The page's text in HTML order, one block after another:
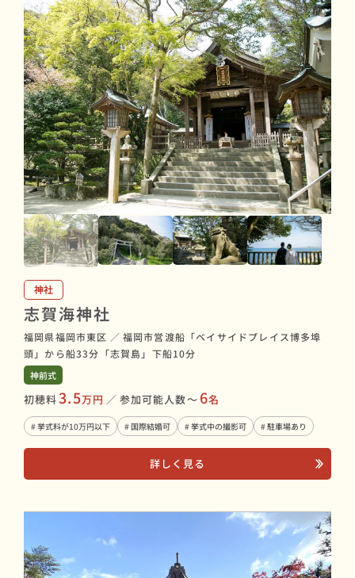
神社
志賀海神社
福岡県福岡市東区 ／ 福岡市営渡船「ベイサイドプレイス博多埠
頭」から船33分「志賀島」下船10分
神前式
初穂料3.5万円 ／ 参加可能人数〜 6名
# 挙式料が10万円以下 # 国際結婚可 # 挙式中の撮影可 # 駐車場あり
詳しく見る